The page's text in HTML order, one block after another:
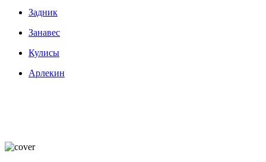
Задник
Занавес
Кулисы
Арлекин